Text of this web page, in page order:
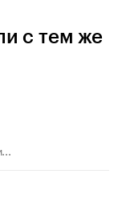
с тем же